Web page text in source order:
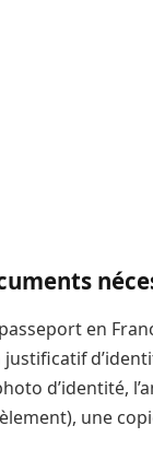
en
d’identité,
une